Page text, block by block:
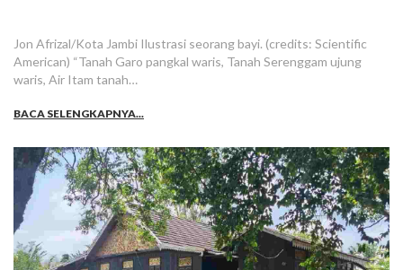
Jon Afrizal/Kota Jambi Ilustrasi seorang bayi. (credits: Scientific
American) “Tanah Garo pangkal waris, Tanah Serenggam ujung
waris, Air Itam tanah…
BACA SELENGKAPNYA...